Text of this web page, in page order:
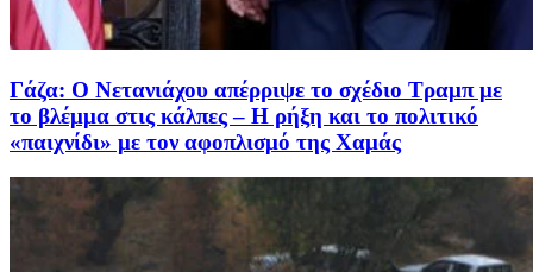
Γάζα: Ο Νετανιάχου απέρριψε το σχέδιο Τραμπ με
το βλέμμα στις κάλπες – Η ρήξη και το πολιτικό
«παιχνίδι» με τον αφοπλισμό της Χαμάς